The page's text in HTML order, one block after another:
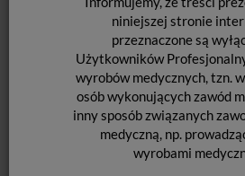
niniejszej stronie
przeznaczone są
Użytkowników
wyrobów medycznych, tzn.
osób wykonujących zawód
inny sposób związanych
medyczną, np.
wyrobami
ENDOSTAR E3 AZURE